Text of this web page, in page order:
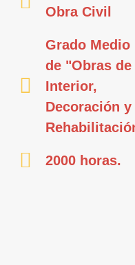
Obra Civil
Grado Medio
de "Obras de
Interior,
Decoración y
2000 horas.